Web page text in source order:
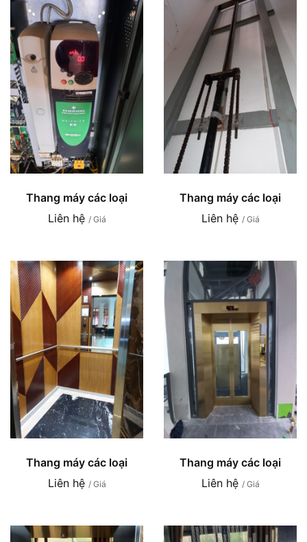
Thang máy các loại
Liên hệ / Giá
Thang máy các loại
Liên hệ / Giá
Thang máy các loại
Liên hệ / Giá
Thang máy các loại
Liên hệ / Giá